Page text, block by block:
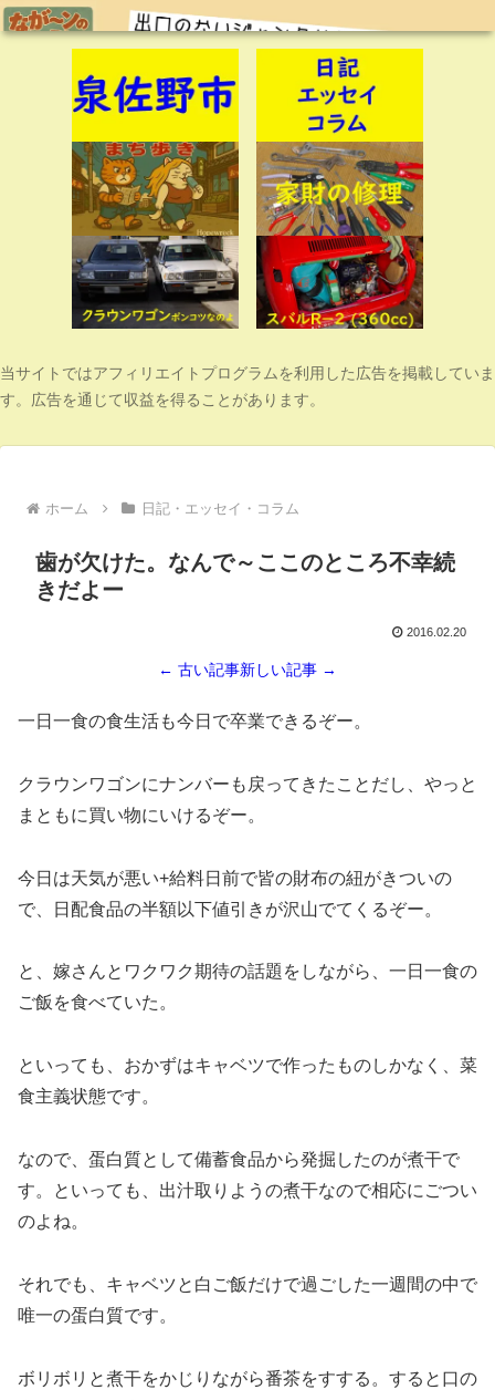
当サイトではアフィリエイトプログラムを利用した広告を掲載していま
す。広告を通じて収益を得ることがあります。
ホーム 日記・エッセイ・コラム
歯が欠けた。なんで～ここのところ不幸続
きだよー
2016.02.20
← 古い記事新しい記事 →
一日一食の食生活も今日で卒業できるぞー。
クラウンワゴンにナンバーも戻ってきたことだし、やっと
まともに買い物にいけるぞー。
今日は天気が悪い+給料日前で皆の財布の紐がきついの
で、日配食品の半額以下値引きが沢山でてくるぞー。
と、嫁さんとワクワク期待の話題をしながら、一日一食の
ご飯を食べていた。
といっても、おかずはキャベツで作ったものしかなく、菜
食主義状態です。
なので、蛋白質として備蓄食品から発掘したのが煮干で
す。といっても、出汁取りようの煮干なので相応にごつい
のよね。
それでも、キャベツと白ご飯だけで過ごした一週間の中で
唯一の蛋白質です。
ボリボリと煮干をかじりながら番茶をすする。すると口の